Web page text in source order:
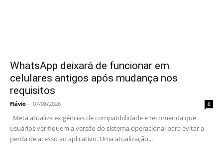
WhatsApp deixará de funcionar em
celulares antigos após mudança nos
requisitos
Flávio - 07/08/2026 0
Meta atualiza exigências de compatibilidade e recomenda que
usuários verifiquem a versão do sistema operacional para evitar a
perda de acesso ao aplicativo. Uma atualização...